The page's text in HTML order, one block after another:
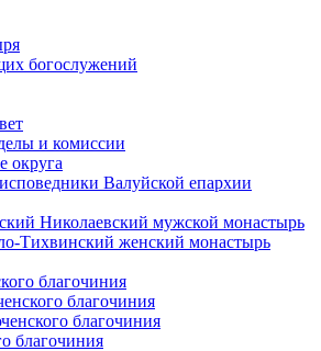
богослужений
и комиссии
округа
Валуйской епархии
Николаевский мужской монастырь
Тихвинский женский монастырь
благочиния
благочиния
благочиния
благочиния